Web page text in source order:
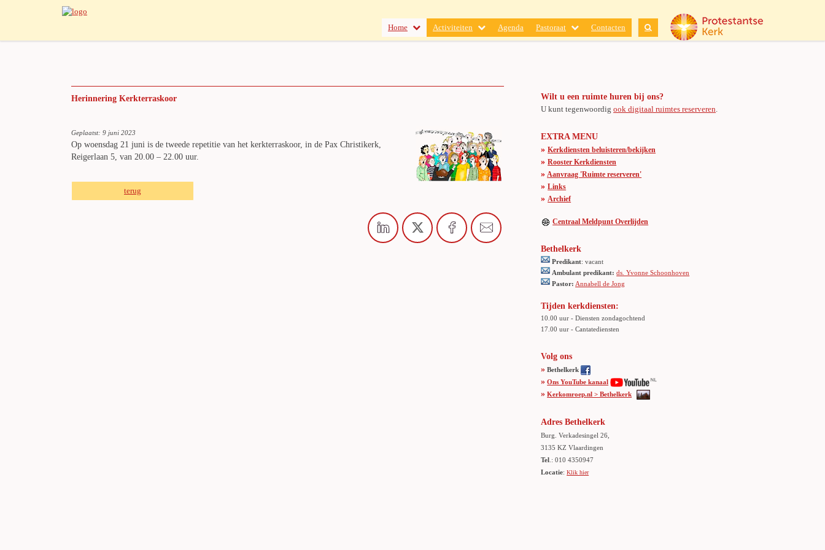
Home Activiteiten Agenda Pastoraat Contacten
Herinnering Kerkterraskoor
Geplaatst: 9 juni 2023
Op woensdag 21 juni is de tweede repetitie van het kerkterraskoor, in de Pax Christikerk,
Reigerlaan 5, van 20.00 – 22.00 uur.
terug
Wilt u een ruimte huren bij ons?
U kunt tegenwoordigook digitaal ruimtes reserveren.
EXTRA MENU
» Kerkdiensten beluisteren/bekijken
» Rooster Kerkdiensten
» Aanvraag 'Ruimte reserveren'
» Links
» Archief
Centraal Meldpunt Overlijden
Bethelkerk
Predikant: vacant
Ambulant predikant: ds. Yvonne Schoonhoven
Pastor: Annabell de Jong
Tijden kerkdiensten:
10.00 uur - Diensten zondagochtend
17.00 uur - Cantatediensten
Volg ons
» Bethelkerk
» Ons YouTube kanaal
» Kerkomroep.nl > Bethelkerk
Adres Bethelkerk
Burg. Verkadesingel 26,
3135 KZ Vlaardingen
Tel .: 010 4350947
Locatie:Klik hier